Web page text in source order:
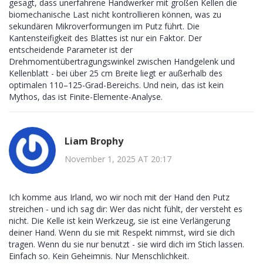
gesagt, dass unerfahrene Handwerker mit großen Kellen die
biomechanische Last nicht kontrollieren können, was zu
sekundären Mikroverformungen im Putz führt. Die
Kantensteifigkeit des Blattes ist nur ein Faktor. Der
entscheidende Parameter ist der
Drehmomentübertragungswinkel zwischen Handgelenk und
Kellenblatt - bei über 25 cm Breite liegt er außerhalb des
optimalen 110–125-Grad-Bereichs. Und nein, das ist kein
Mythos, das ist Finite-Elemente-Analyse.
Liam Brophy
November 1, 2025 AT 20:17
Ich komme aus Irland, wo wir noch mit der Hand den Putz
streichen - und ich sag dir: Wer das nicht fühlt, der versteht es
nicht. Die Kelle ist kein Werkzeug, sie ist eine Verlängerung
deiner Hand. Wenn du sie mit Respekt nimmst, wird sie dich
tragen. Wenn du sie nur benutzt - sie wird dich im Stich lassen.
Einfach so. Kein Geheimnis. Nur Menschlichkeit.